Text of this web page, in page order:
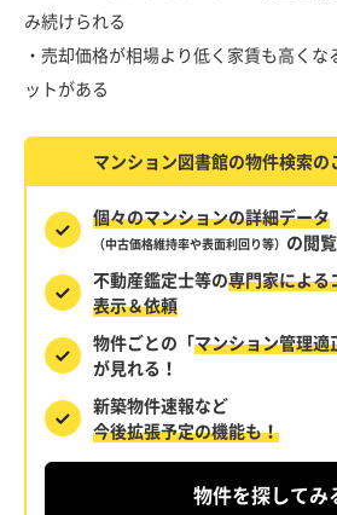
み続けられる
・売却価格が相場より低く家賃も高くな
ットがある
マンション図書館の物件検索の
個々のマンションの詳細データ
（中古価格維持率や表面利回り等） の閲覧
不動産鑑定士等の専門家による
表示＆依頼
物件ごとの「マンション管理適
が見れる！
新築物件速報など
今後拡張予定の機能も！
物件を探してみ